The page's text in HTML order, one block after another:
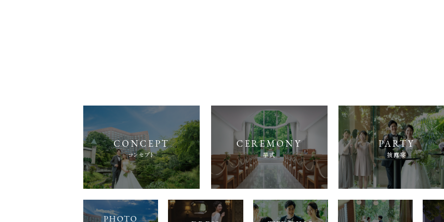
コンセプト 挙式 披露宴